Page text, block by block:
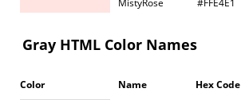
Gray HTML Color Names
Color Name Hex Code